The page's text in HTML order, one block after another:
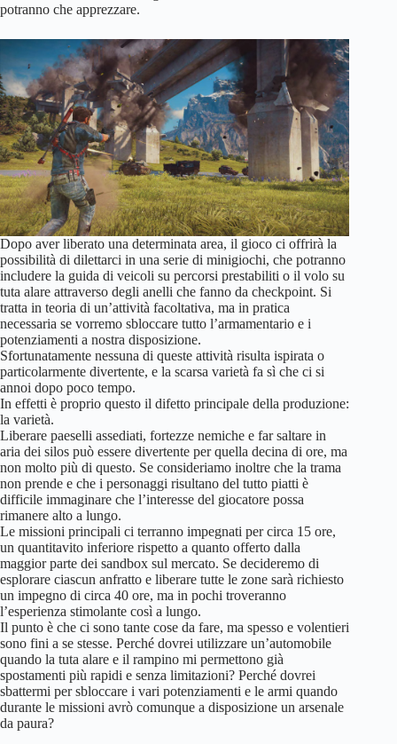
potranno che apprezzare.
Dopo aver liberato una determinata area, il gioco ci offrirà la
possibilità di dilettarci in una serie di minigiochi, che potranno
includere la guida di veicoli su percorsi prestabiliti o il volo su
tuta alare attraverso degli anelli che fanno da checkpoint. Si
tratta in teoria di un’attività facoltativa, ma in pratica
necessaria se vorremo sbloccare tutto l’armamentario e i
potenziamenti a nostra disposizione.
Sfortunatamente nessuna di queste attività risulta ispirata o
particolarmente divertente, e la scarsa varietà fa sì che ci si
annoi dopo poco tempo.
In effetti è proprio questo il difetto principale della produzione:
la varietà.
Liberare paeselli assediati, fortezze nemiche e far saltare in
aria dei silos può essere divertente per quella decina di ore, ma
non molto più di questo. Se consideriamo inoltre che la trama
non prende e che i personaggi risultano del tutto piatti è
difficile immaginare che l’interesse del giocatore possa
rimanere alto a lungo.
Le missioni principali ci terranno impegnati per circa 15 ore,
un quantitavito inferiore rispetto a quanto offerto dalla
maggior parte dei sandbox sul mercato. Se decideremo di
esplorare ciascun anfratto e liberare tutte le zone sarà richiesto
un impegno di circa 40 ore, ma in pochi troveranno
l’esperienza stimolante così a lungo.
Il punto è che ci sono tante cose da fare, ma spesso e volentieri
sono fini a se stesse. Perché dovrei utilizzare un’automobile
quando la tuta alare e il rampino mi permettono già
spostamenti più rapidi e senza limitazioni? Perché dovrei
sbattermi per sbloccare i vari potenziamenti e le armi quando
durante le missioni avrò comunque a disposizione un arsenale
da paura?